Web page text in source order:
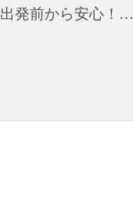
出発前から安心！…